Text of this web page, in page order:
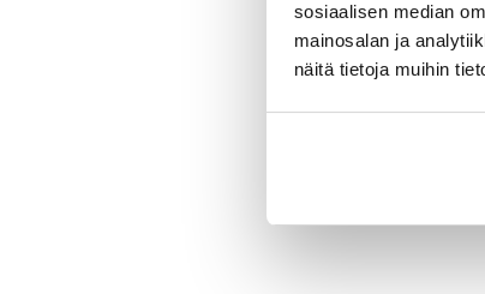
sosiaalisen median
mainosalan ja
näitä tietoja muihin
Minuun voi olla